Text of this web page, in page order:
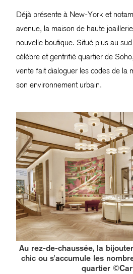
Déjà présente à New-York et
avenue, la maison de haute
nouvelle boutique. Situé plus au
célèbre et gentrifié quartier de
vente fait dialoguer les codes de la
son environnement urbain.
Au rez-de-chaussée, la
chic ou s'accumule les
quartier